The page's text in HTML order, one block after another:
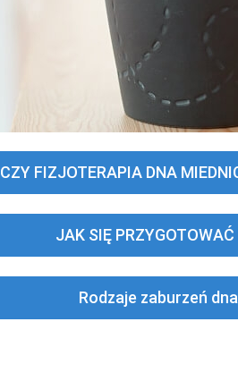
CZY FIZJOTERAPIA DNA
JAK SIĘ
Rodzaje zaburzeń